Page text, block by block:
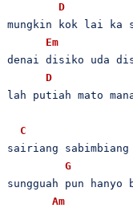
D
mungkin kok lai ka
Em
denai disiko uda
D
lah putiah mato
C
sairiang
G
sungguah pun hanyo
Am